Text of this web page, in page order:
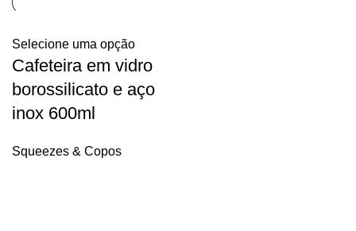
Selecione uma opção
Cafeteira em vidro
borossilicato e aço
inox 600ml
Squeezes & Copos